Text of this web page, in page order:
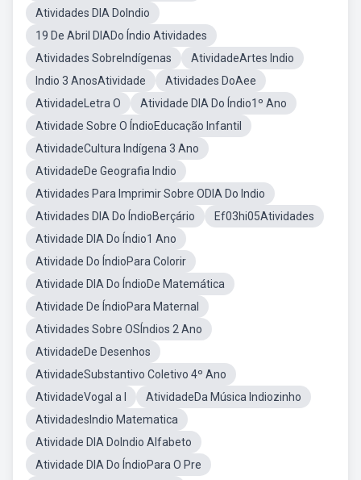
Atividades DIA DoIndio
19 De Abril DIADo Índio Atividades
Atividades SobreIndígenas
AtividadeArtes Indio
Indio 3 AnosAtividade
Atividades DoAee
AtividadeLetra O
Atividade DIA Do Índio1º Ano
Atividade Sobre O ÍndioEducação Infantil
AtividadeCultura Indígena 3 Ano
AtividadeDe Geografia Indio
Atividades Para Imprimir Sobre ODIA Do Indio
Atividades DIA Do ÍndioBerçário
Ef03hi05Atividades
Atividade DIA Do Índio1 Ano
Atividade Do ÍndioPara Colorir
Atividade DIA Do ÍndioDe Matemática
Atividade De ÍndioPara Maternal
Atividades Sobre OSÍndios 2 Ano
AtividadeDe Desenhos
AtividadeSubstantivo Coletivo 4º Ano
AtividadeVogal a I
AtividadeDa Música Indiozinho
AtividadesIndio Matematica
Atividade DIA DoIndio Alfabeto
Atividade DIA Do ÍndioPara O Pre